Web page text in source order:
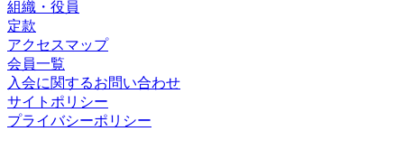
組織・役員
定款
アクセスマップ
会員一覧
入会に関するお問い合わせ
サイトポリシー
プライバシーポリシー